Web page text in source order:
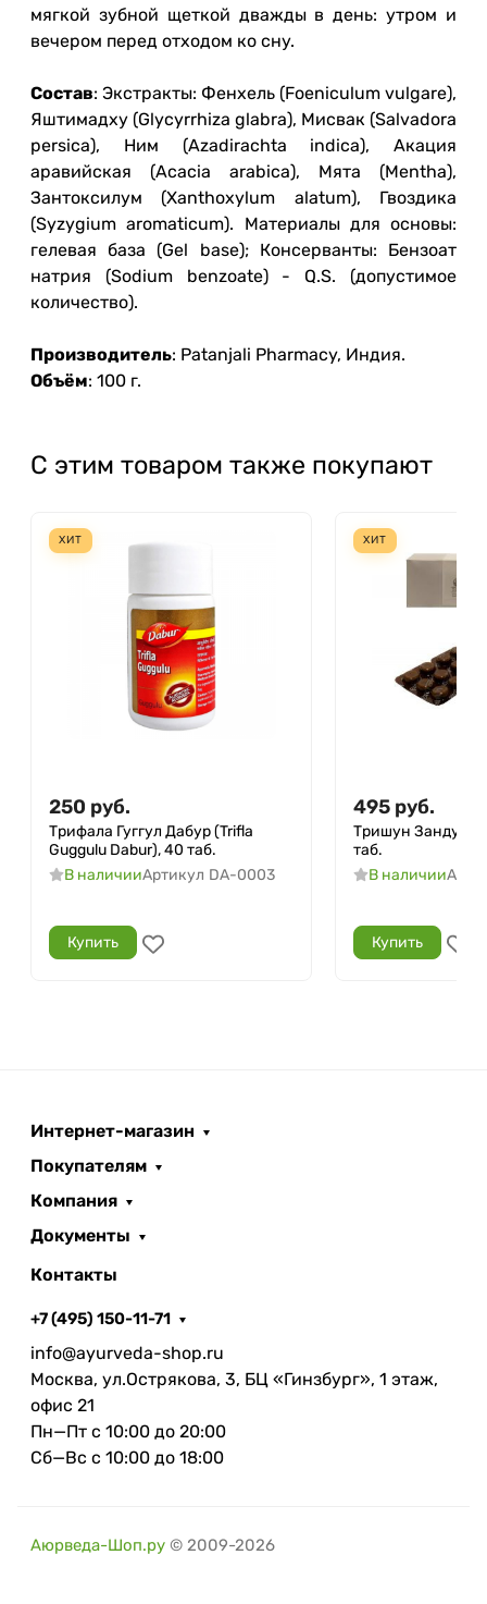
мягкой зубной щеткой дважды в день: утром и
вечером перед отходом ко сну.
Состав: Экстракты: Фенхель (Foeniculum vulgare),
Яштимадху (Glycyrrhiza glabra), Мисвак (Salvadora
persica), Ним (Azadirachta indica), Акация
аравийская (Acacia arabica), Мята (Mentha),
Зантоксилум (Xanthoxylum alatum), Гвоздика
(Syzygium aromaticum). Материалы для основы:
гелевая база (Gel base); Консерванты: Бензоат
натрия (Sodium benzoate) - Q.S. (допустимое
количество).
Производитель: Patanjali Pharmacy, Индия.
Объём: 100 г.
С этим товаром также покупают
ХИТ
250 руб.
Трифала Гуггул Дабур (Trifla
Guggulu Dabur), 40 таб.
В наличииАртикул DA-0003
Купить
ХИТ
495 руб.
Тришун Занду
таб.
В наличии
Купить
Интернет-магазин
Покупателям
Компания
Документы
Контакты
+7 (495) 150-11-71
info@ayurveda-shop.ru
Москва, ул.Острякова, 3, БЦ «Гинзбург», 1 этаж,
офис 21
Пн—Пт с 10:00 до 20:00
Сб—Вс с 10:00 до 18:00
Аюрведа-Шоп.ру © 2009-2026